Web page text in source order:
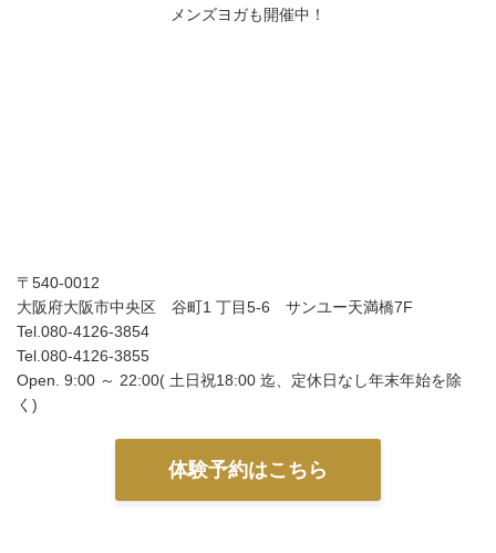
メンズヨガも開催中！
〒540-0012
大阪府大阪市中央区 谷町1 丁目5-6 サンユー天満橋7F
Tel.080-4126-3854
Tel.080-4126-3855
Open. 9:00 ～ 22:00( 土日祝18:00 迄、定休日なし年末年始を除
く)
体験予約はこちら